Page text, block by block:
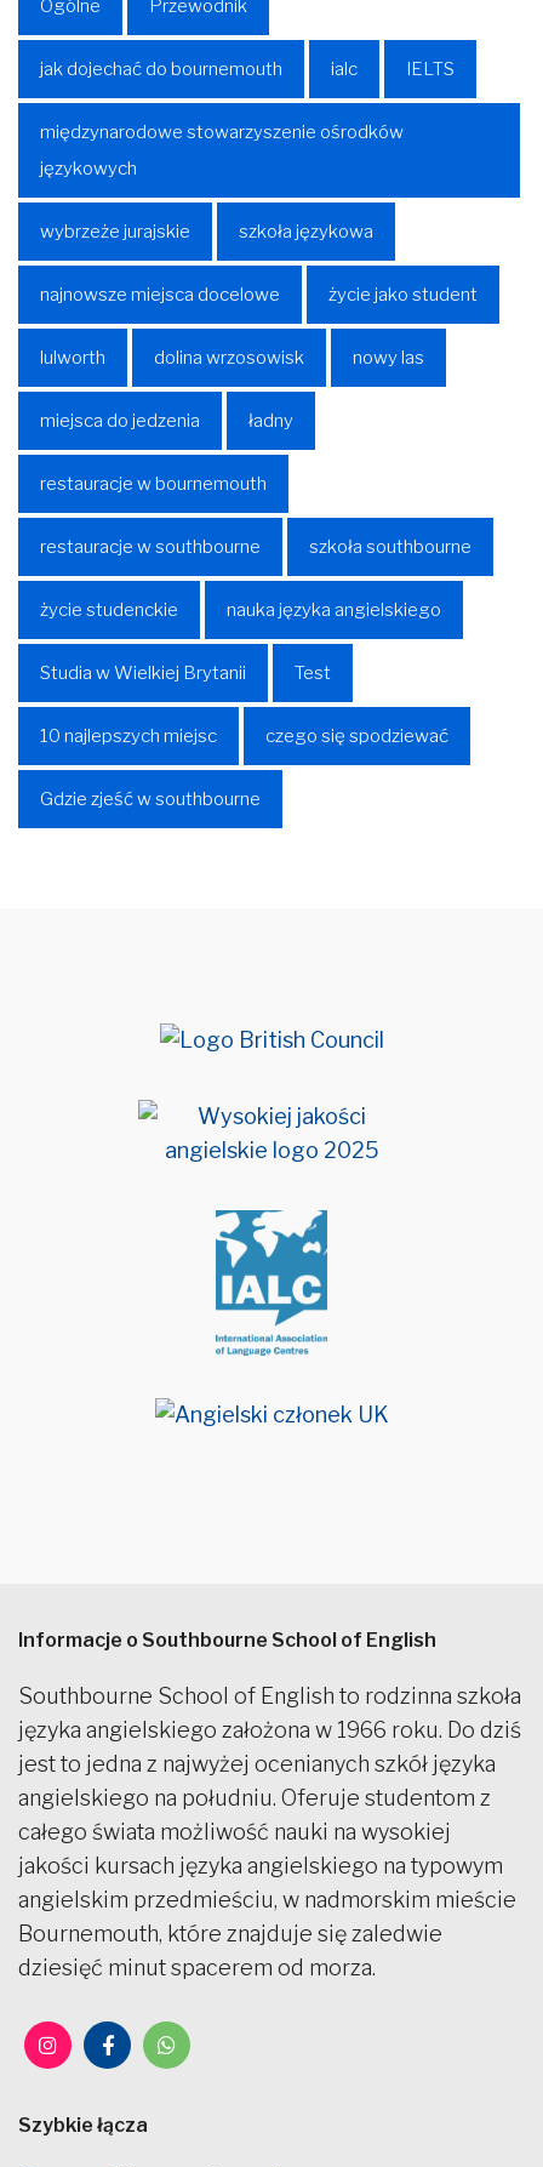
Ogólne Przewodnik
jak dojechać do bournemouth ialc IELTS
międzynarodowe stowarzyszenie ośrodków
językowych
wybrzeże jurajskie szkoła językowa
najnowsze miejsca docelowe życie jako student
lulworth dolina wrzosowisk nowy las
miejsca do jedzenia ładny
restauracje w bournemouth
restauracje w southbourne szkoła southbourne
życie studenckie nauka języka angielskiego
Studia w Wielkiej Brytanii Test
10 najlepszych miejsc czego się spodziewać
Gdzie zjeść w southbourne
Informacje o Southbourne School of English
Southbourne School of English to rodzinna szkoła
języka angielskiego założona w 1966 roku. Do dziś
jest to jedna z najwyżej ocenianych szkół języka
angielskiego na południu. Oferuje studentom z
całego świata możliwość nauki na wysokiej
jakości kursach języka angielskiego na typowym
angielskim przedmieściu, w nadmorskim mieście
Bournemouth, które znajduje się zaledwie
dziesięć minut spacerem od morza.
Szybkie łącza